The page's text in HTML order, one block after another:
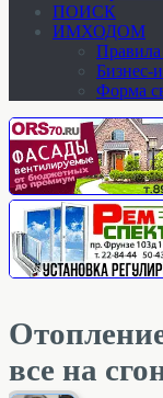
ПОИСК
ИМХОДОМ
Бизнес-
Форма
все на